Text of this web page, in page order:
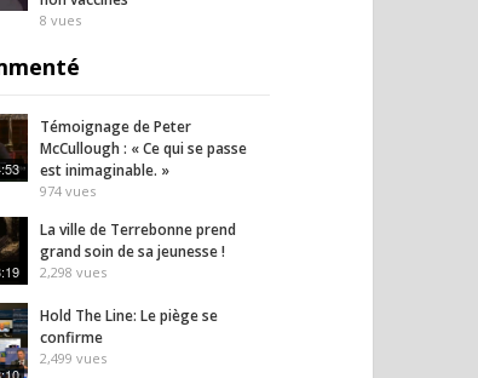
8 vues
Témoignage de Peter
McCullough : « Ce qui se passe
est inimaginable. »
974 vues
La ville de Terrebonne prend
grand soin de sa jeunesse !
2,298 vues
Hold The Line: Le piège se
confirme
2,499 vues